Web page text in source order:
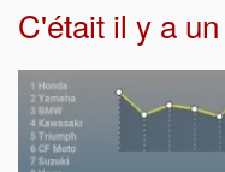
C'était il y a